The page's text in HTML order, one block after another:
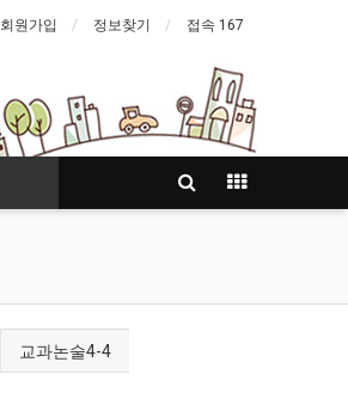
회원가입 정보찾기 접속 167
교과논술4-4